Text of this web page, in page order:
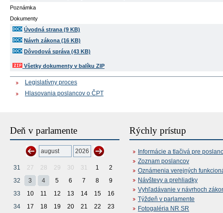
Poznámka
Dokumenty
Úvodná strana (9 KB)
Návrh zákona (16 KB)
Dôvodová správa (43 KB)
Všetky dokumenty v balíku ZIP
Legislatívny proces
Hlasovania poslancov o ČPT
Deň v parlamente
31 27 28 29 30 31 1
2
32
3 4 5 6 7 8
9
33
10 11 12 13 14 15
16
34
17 18 19 20 21 22
23
Rýchly prístup
Informácie a tlačivá pre
Zoznam poslancov
Oznámenia verejných
Návštevy a prehliadky
Vyhľadávanie v návrhoch
Týždeň v parlamente
Fotogaléria NR SR